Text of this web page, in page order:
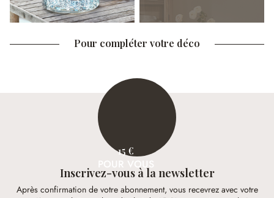
Pour compléter votre déco
15 €
POUR VOUS
Inscrivez-vous à la newsletter
Après confirmation de votre abonnement, vous recevrez avec votre